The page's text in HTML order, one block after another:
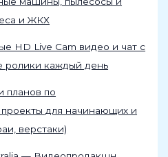
и ЖКХ
HD Live Cam видео и чат с
каждый день
планов по
для начинающих и
верстаки)